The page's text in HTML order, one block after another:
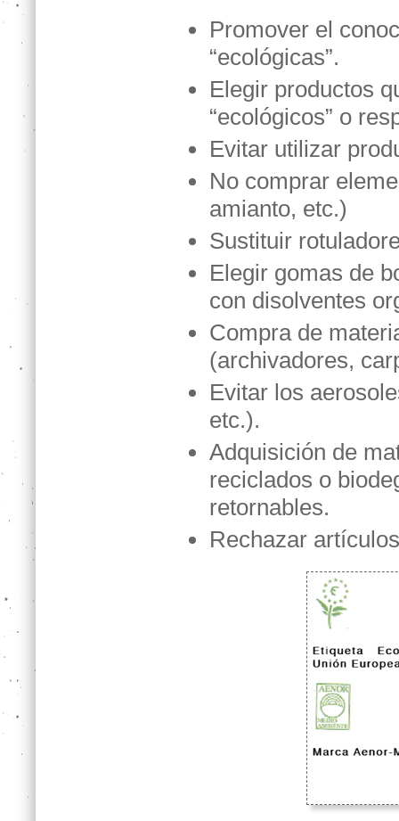
Promover el
“ecológicas”.
Elegir productos
“ecológicos” o
Evitar utilizar
No comprar
amianto, etc.)
Sustituir
Elegir gomas de
con disolventes
Compra de
(archivadores,
Evitar los
etc.).
Adquisición de
reciclados o
retornables.
Rechazar